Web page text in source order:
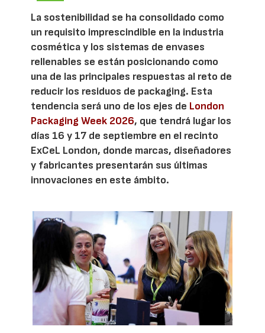
La sostenibilidad se ha consolidado como
un requisito imprescindible en la industria
cosmética y los sistemas de envases
rellenables se están posicionando como
una de las principales respuestas al reto de
reducir los residuos de packaging. Esta
tendencia será uno de los ejes de London
Packaging Week 2026, que tendrá lugar los
días 16 y 17 de septiembre en el recinto
ExCeL London, donde marcas, diseñadores
y fabricantes presentarán sus últimas
innovaciones en este ámbito.